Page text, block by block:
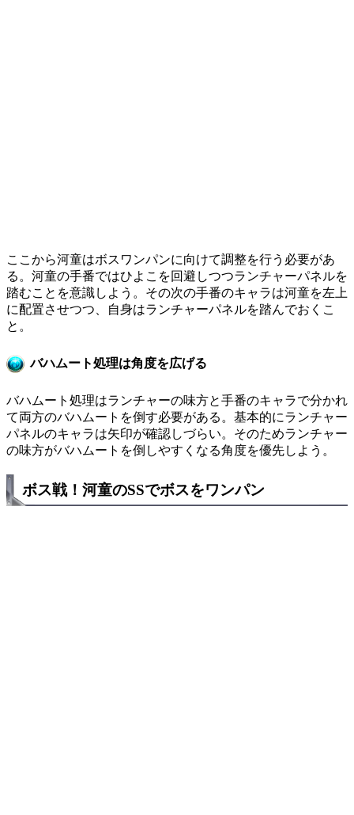
ここから河童はボスワンパンに向けて調整を行う必要があ
る。河童の手番ではひよこを回避しつつランチャーパネルを
踏むことを意識しよう。その次の手番のキャラは河童を左上
に配置させつつ、自身はランチャーパネルを踏んでおくこ
と。
バハムート処理は角度を広げる
バハムート処理はランチャーの味方と手番のキャラで分かれ
て両方のバハムートを倒す必要がある。基本的にランチャー
パネルのキャラは矢印が確認しづらい。そのためランチャー
の味方がバハムートを倒しやすくなる角度を優先しよう。
ボス戦！河童のSSでボスをワンパン